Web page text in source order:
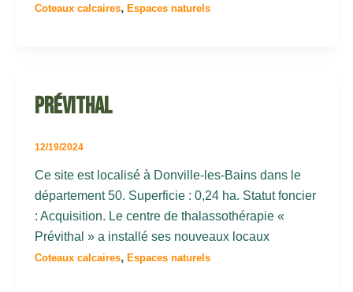
Coteaux calcaires, Espaces naturels
Prévithal
12/19/2024
Ce site est localisé à Donville-les-Bains dans le
département 50. Superficie : 0,24 ha. Statut foncier
: Acquisition. Le centre de thalassothérapie «
Prévithal » a installé ses nouveaux locaux
Coteaux calcaires, Espaces naturels